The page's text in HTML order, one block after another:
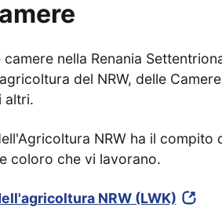
nella Renania
del NRW, delle
altri.
NRW ha il
coloro che vi lavorano.
NRW (LWK)